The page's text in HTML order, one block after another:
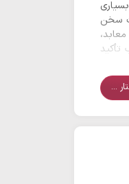
سخن
تأکید
...